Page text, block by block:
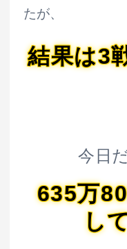
たが、
結果は3
今日
635万
し